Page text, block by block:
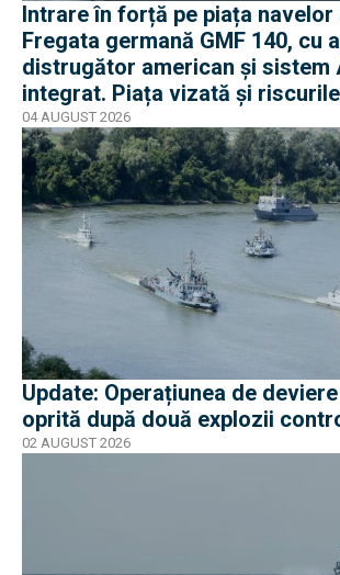
Intrare în forță pe piața navelor
Fregata germană GMF 140, cu
distrugător american și sistem
integrat. Piața vizată și
Rheinmetall
04 AUGUST 2026
Update: Operațiunea de
oprită după două explozii
02 AUGUST 2026